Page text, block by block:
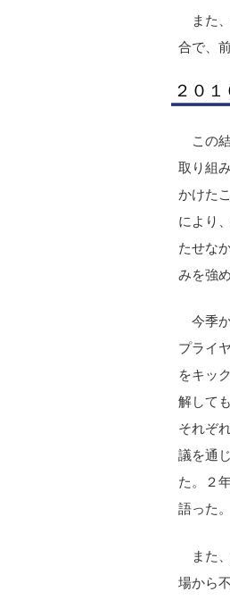
また
合で、
２０
この
取り組
かけた
により
たせな
みを強
今季
プライ
をキッ
解して
それぞ
議を通
た。２
語った。
また
場から